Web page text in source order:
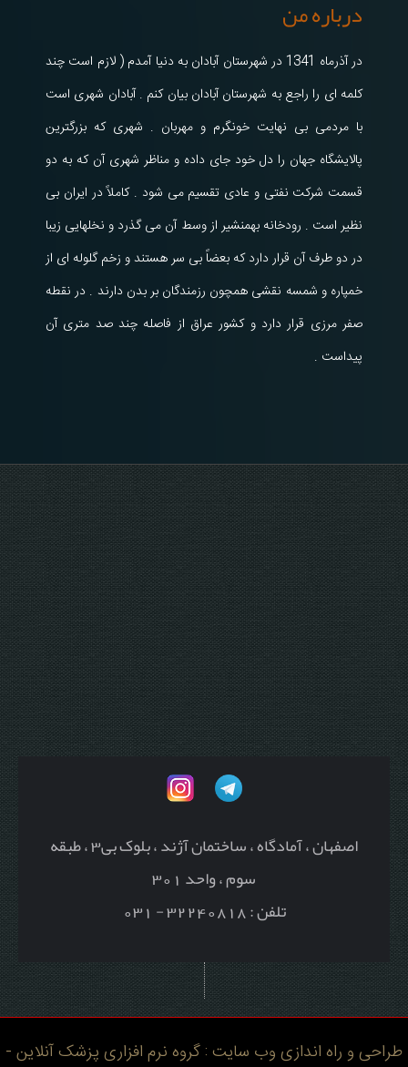
درباره من
در آذرماه 1341 در شهرستان آبادان به دنیا آمدم ( لازم است چند
کلمه ای را راجع به شهرستان آبادان بیان کنم . آبادان شهری است
با مردمی بی نهایت خونگرم و مهربان . شهری که بزرگترین
پالایشگاه جهان را دل خود جای داده و مناظر شهری آن که به دو
قسمت شرکت نفتی و عادی تقسیم می شود . کاملاً در ایران بی
نظیر است . رودخانه بهمنشیر از وسط آن می گذرد و نخلهایی زیبا
در دو طرف آن قرار دارد که بعضاً بی سر هستند و زخم گلوله ای از
خمپاره و شمسه نقشی همچون رزمندگان بر بدن دارند . در نقطه
صفر مرزی قرار دارد و کشور عراق از فاصله چند صد متری آن
پیداست .
اصفهان ، آمادگاه ، ساختمان آژند ، بلوک بی3 ، طبقه
سوم ، واحد 301
تلفن : 32240818 - 031
طراحی و راه اندازی وب سایت : گروه نرم افزاری پزشک آنلاین -